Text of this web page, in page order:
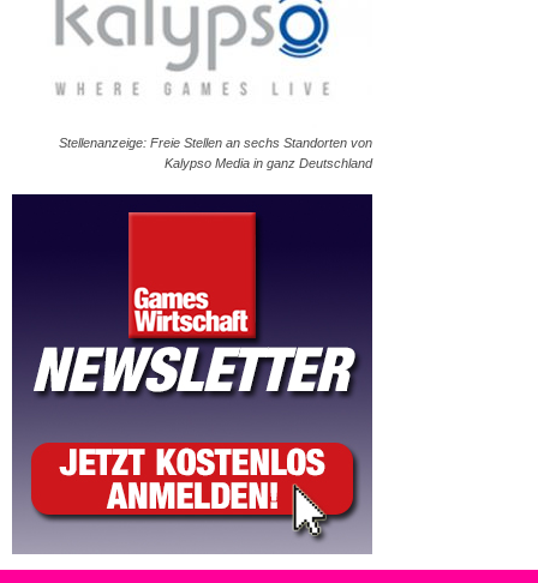
Stellenanzeige: Freie Stellen an sechs Standorten von
Kalypso Media in ganz Deutschland